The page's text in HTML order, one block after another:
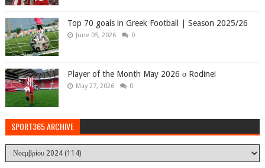
Top 70 goals in Greek Football | Season 2025/26
June 05, 2026 0
Player of the Month May 2026 ο Rodinei
May 27, 2026 0
SPORT365 ARCHIVE